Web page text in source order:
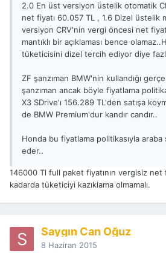
2.0 En üst versiyon üstelik otomatik
net fiyatı 60.057 TL , 1.6 Dizel üstelik
versiyon CRV'nin vergi öncesi net
mantıklı bir açıklaması bence
tüketicisini dizel tercih ediyor diye
ZF şanzıman BMW'nin kullandığı
şanzıman ancak böyle fiyatlama
X3 SDrive'ı 156.289 TL'den satışa
de BMW Premium'dur kandır candır..
Honda bu fiyatlama politikasıyla araba
eder..
146000 Tl full paket fiyatının vergisiz net
kadarda tüketiciyi kazıklama olmamalı.
Saygın Can Oğuz
8 Haziran 2015